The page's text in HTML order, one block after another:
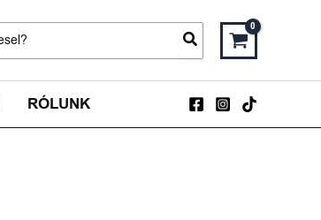
RÓLUNK